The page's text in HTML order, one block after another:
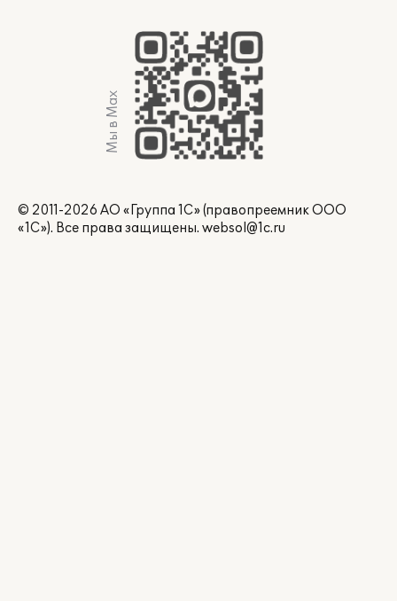
Мы в Max
© 2011-2026 АО «Группа 1С» (правопреемник ООО
«1С»). Все права защищены. websol@1c.ru